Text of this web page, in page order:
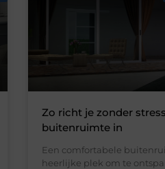
Zo richt je zonder
buitenruimte in
Een comfortabele
heerlijke plek om te